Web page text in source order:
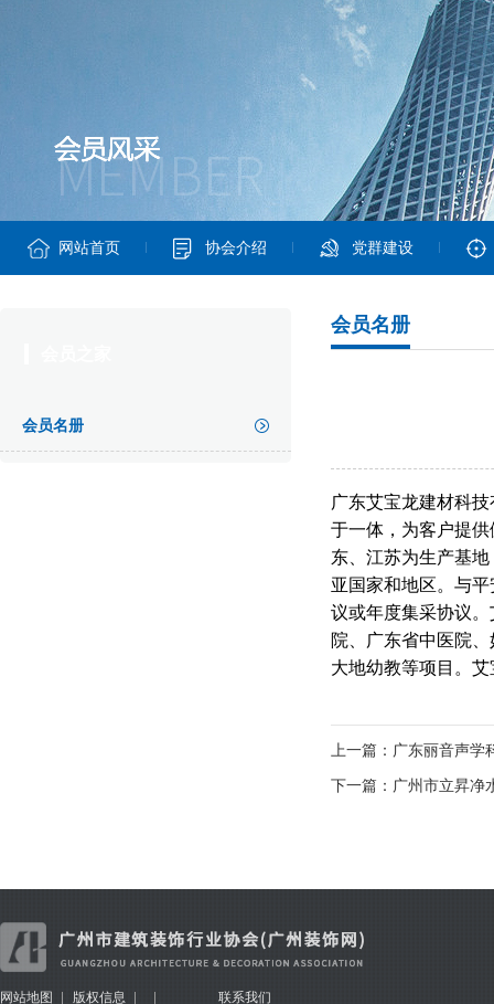
网站首页 协会介绍 党群建设
会员名册
会员名册
广东艾宝龙建材科
于一体，为客户提
东、江苏为生产基
亚国家和地区。与
议或年度集采协议
院、广东省中医院
大地幼教等项目。
上一篇：广东丽音声学
下一篇：广州市立昇净
网站地图 版权信息 联系我们